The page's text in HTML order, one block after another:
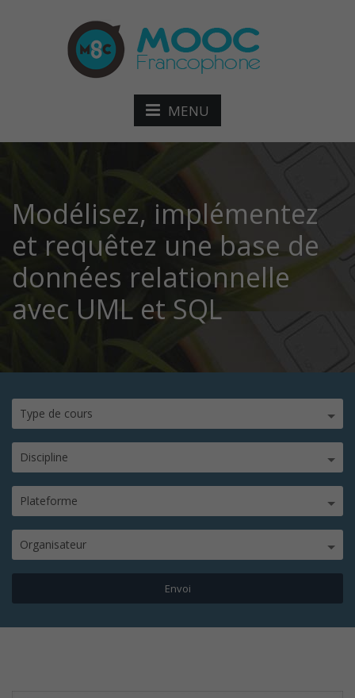
MENU
Modélisez, implémentez
et requêtez une base de
données relationnelle
avec UML et SQL
Type de cours
Discipline
Plateforme
Organisateur